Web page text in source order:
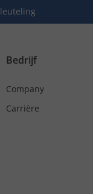
Bedrijf
Company
Carrière